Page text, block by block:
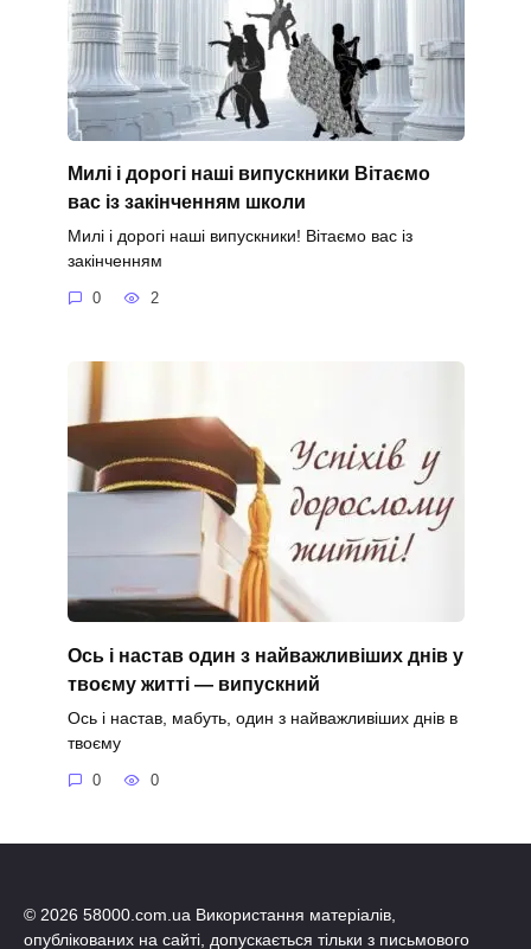
Милі і дорогі наші випускники Вітаємо
вас із закінченням школи
Милі і дорогі наші випускники! Вітаємо вас із
закінченням
0 2
Ось і настав один з найважливіших днів у
твоєму житті — випускний
Ось і настав, мабуть, один з найважливіших днів в
твоєму
0 0
© 2026 58000.com.ua Використання матеріалів,
опублікованих на сайті, допускається тільки з письмового